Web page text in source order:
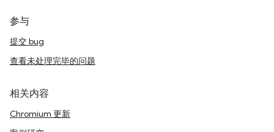
参与
提交 bug
查看未处理完毕的问题
相关内容
Chromium 更新